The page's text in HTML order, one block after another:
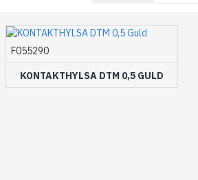
F055290
KONTAKTHYLSA DTM 0,5 GULD